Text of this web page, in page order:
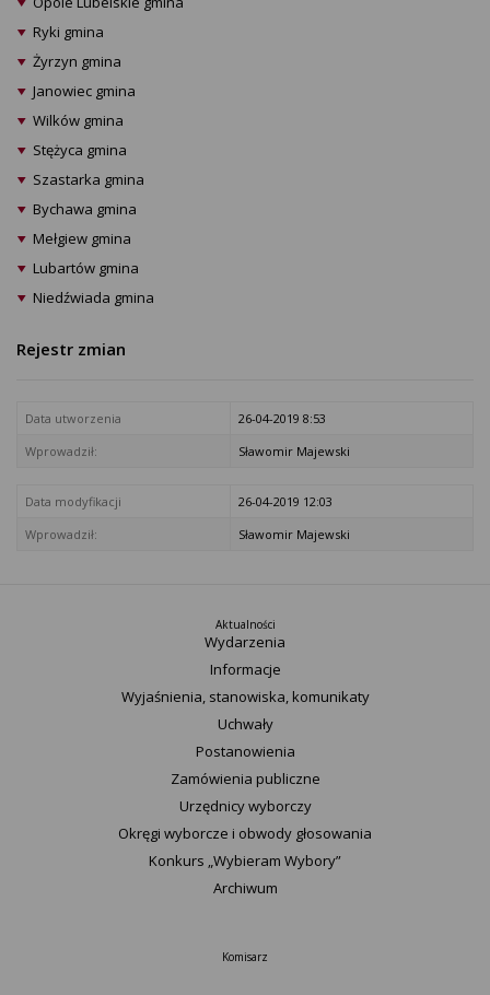
Ryki gmina
Żyrzyn gmina
Janowiec gmina
Wilków gmina
Stężyca gmina
Szastarka gmina
Bychawa gmina
Mełgiew gmina
Lubartów gmina
Niedźwiada gmina
Rejestr zmian
Data utworzenia
26-04-2019 8:53
Wprowadził:
Sławomir Majewski
Data modyfikacji
26-04-2019 12:03
Wprowadził:
Sławomir Majewski
Aktualności
Wydarzenia
Informacje
Wyjaśnienia, stanowiska, komunikaty
Uchwały
Postanowienia
Zamówienia publiczne
Urzędnicy wyborczy
Okręgi wyborcze i obwody głosowania
Konkurs „Wybieram Wybory”
Archiwum
Komisarz